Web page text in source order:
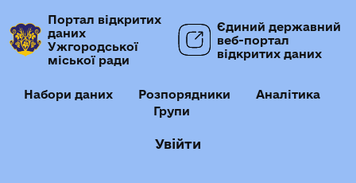
Портал відкритих
даних
Ужгородської
міської ради
Єдиний державний
веб-портал
відкритих даних
Набори даних Розпорядники
Аналітика
Групи
Увійти